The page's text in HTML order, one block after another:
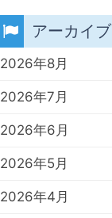
アーカイブ
2026年8月
2026年7月
2026年6月
2026年5月
2026年4月